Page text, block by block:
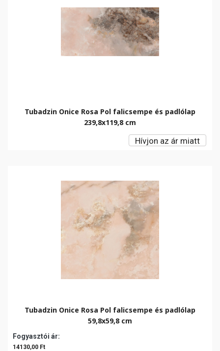
Tubadzin Onice Rosa Pol falicsempe és padlólap
239,8x119,8 cm
Hívjon az ár miatt
Tubadzin Onice Rosa Pol falicsempe és padlólap
59,8x59,8 cm
Fogyasztói ár:
14130,00 Ft